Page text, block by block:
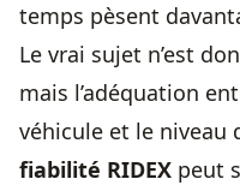
temps pèsent
Le vrai sujet n’est
mais l’adéquation
véhicule et le niveau
fiabilité RIDEX peut